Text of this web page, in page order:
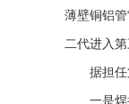
薄壁铜铝管
二代进入
据担任第
一是焊接